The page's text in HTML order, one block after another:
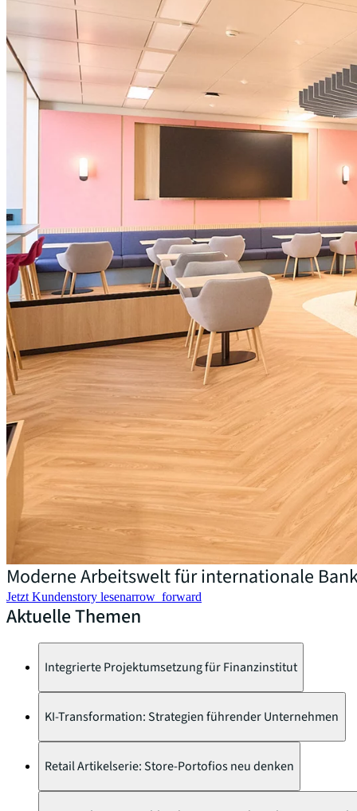
Moderne Arbeitswelt für internationale
Jetzt Kundenstory lesenarrow_forward
Aktuelle Themen
Integrierte Projektumsetzung für Finanzinstitut
KI-Transformation: Strategien führender Unternehmen
Retail Artikelserie: Store-Portofios neu denken